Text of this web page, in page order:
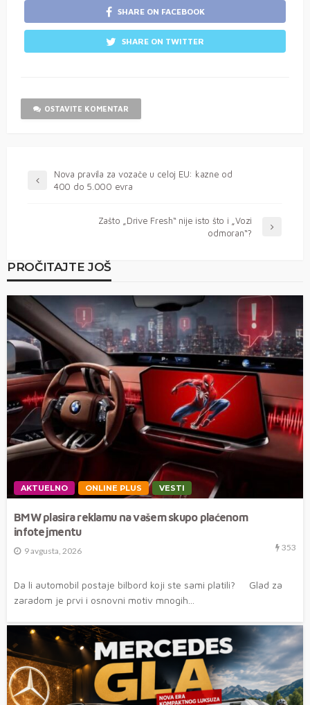
SHARE ON FACEBOOK
SHARE ON TWITTER
OSTAVITE KOMENTAR
Nova pravila za vozače u celoj EU: kazne od
400 do 5.000 evra
Zašto „Drive Fresh“ nije isto što i „Vozi
odmoran“?
PROČITAJTE JOŠ
AKTUELNO ONLINE PLUS VESTI
BMW plasira reklamu na vašem skupo plaćenom
infotejmentu
9 avgusta, 2026 353
Da li automobil postaje bilbord koji ste sami platili? Glad za
zaradom je prvi i osnovni motiv mnogih...